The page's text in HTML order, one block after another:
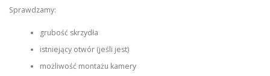
Sprawdzamy:
grubość skrzydła
istniejący otwór (jeśli jest)
możliwość montażu kamery